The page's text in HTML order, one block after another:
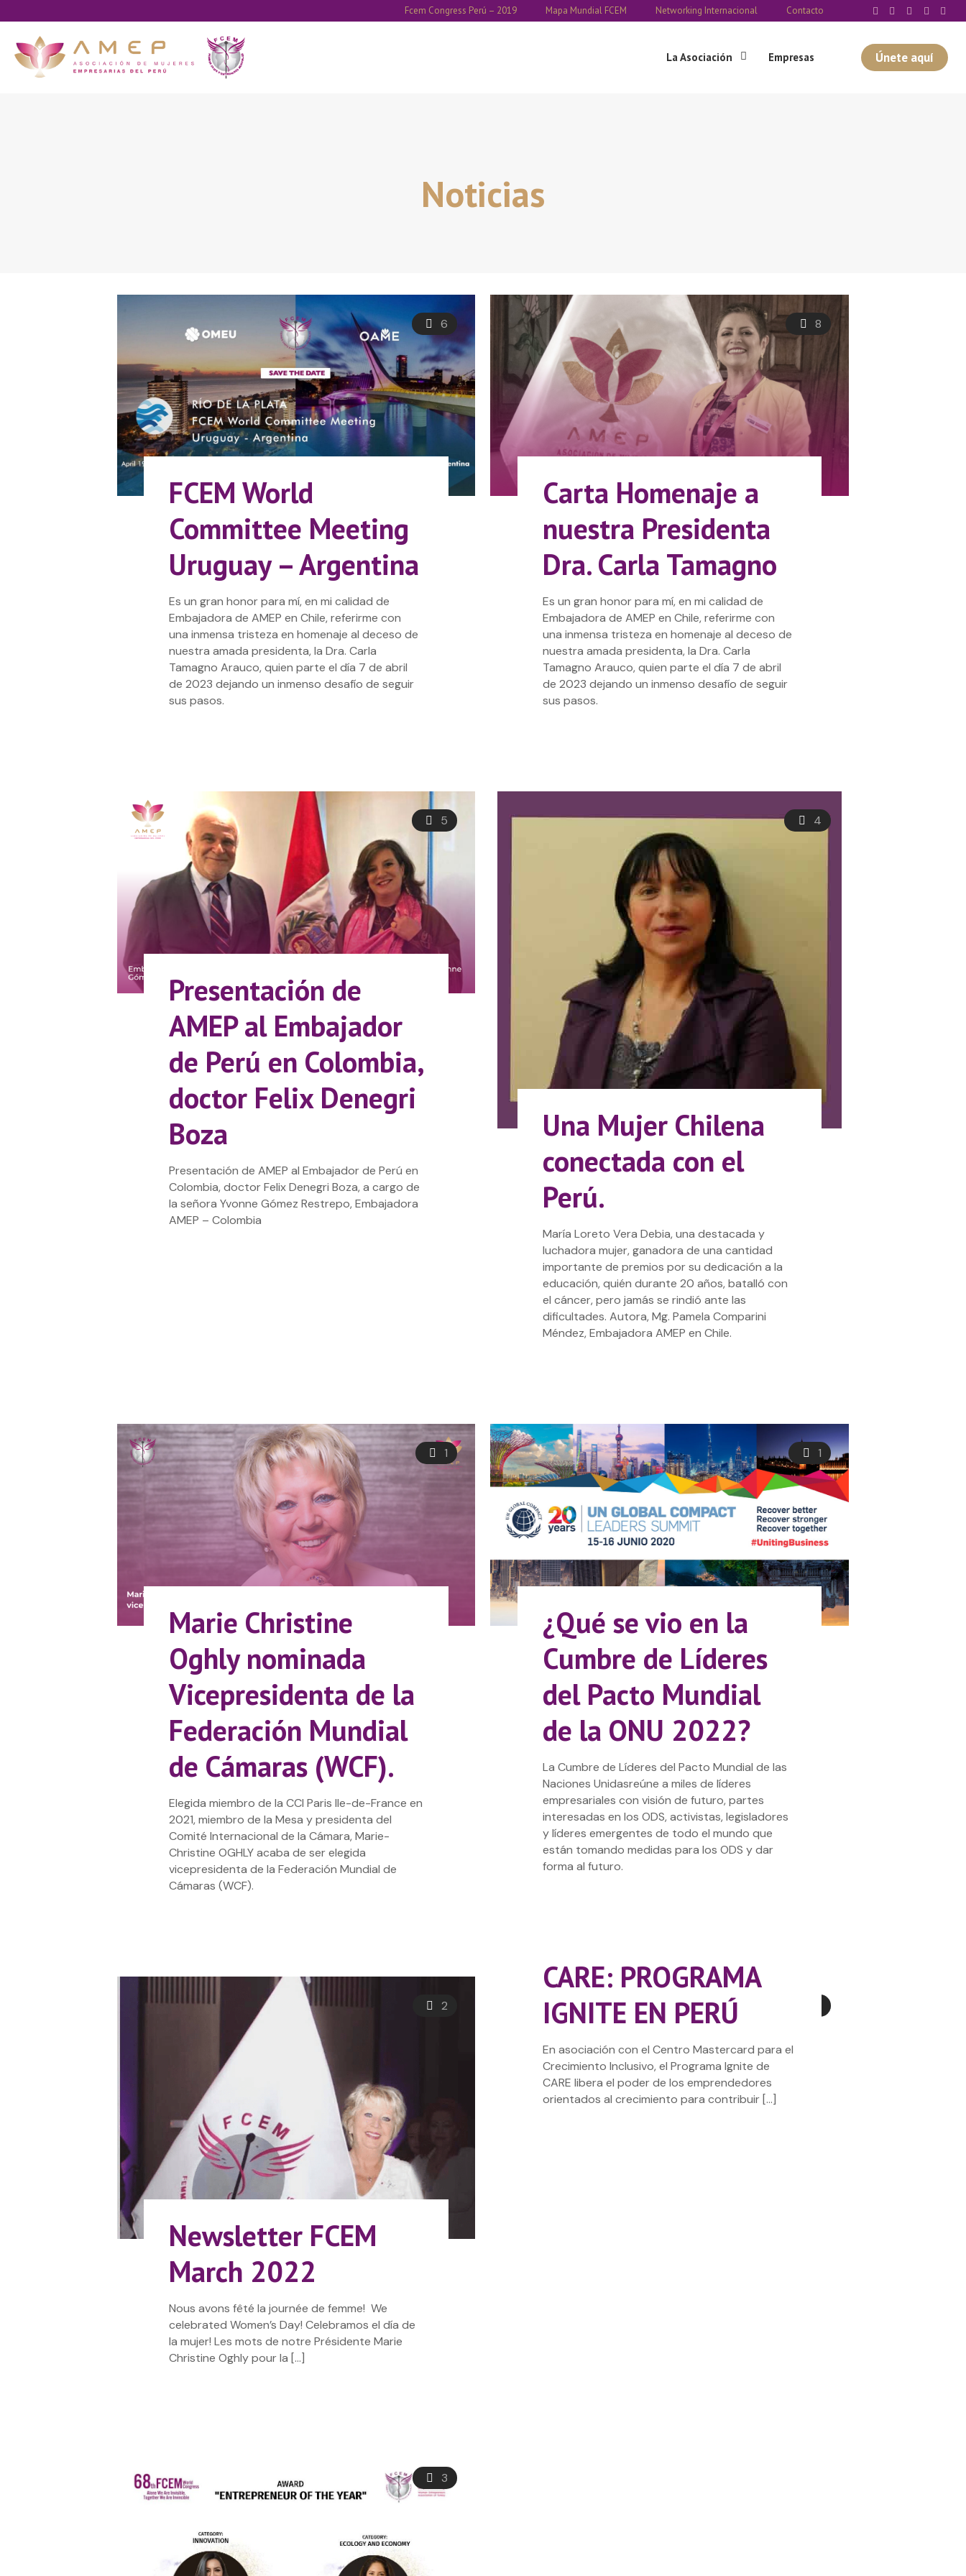
Fcem Congress Perú – 2019 Mapa Mundial FCEM Networking Internacional Contacto
La Asociación Empresas Únete aquí
Noticias
6
FCEM World
Committee Meeting
Uruguay – Argentina
Es un gran honor para mí, en mi calidad de
Embajadora de AMEP en Chile, referirme con
una inmensa tristeza en homenaje al deceso de
nuestra amada presidenta, la Dra. Carla
Tamagno Arauco, quien parte el día 7 de abril
de 2023 dejando un inmenso desafío de seguir
sus pasos.
8
Carta Homenaje a
nuestra Presidenta
Dra. Carla Tamagno
Es un gran honor para mí, en mi calidad de
Embajadora de AMEP en Chile, referirme con
una inmensa tristeza en homenaje al deceso de
nuestra amada presidenta, la Dra. Carla
Tamagno Arauco, quien parte el día 7 de abril
de 2023 dejando un inmenso desafío de seguir
sus pasos.
5
Presentación de
AMEP al Embajador
de Perú en Colombia,
doctor Felix Denegri
Boza
Presentación de AMEP al Embajador de Perú en
Colombia, doctor Felix Denegri Boza, a cargo de
la señora Yvonne Gómez Restrepo, Embajadora
AMEP – Colombia
4
Una Mujer Chilena
conectada con el
Perú.
María Loreto Vera Debia, una destacada y
luchadora mujer, ganadora de una cantidad
importante de premios por su dedicación a la
educación, quién durante 20 años, batalló con
el cáncer, pero jamás se rindió ante las
dificultades. Autora, Mg. Pamela Comparini
Méndez, Embajadora AMEP en Chile.
1
Marie Christine
Oghly nominada
Vicepresidenta de la
Federación Mundial
de Cámaras (WCF).
Elegida miembro de la CCI Paris Ile-de-France en
2021, miembro de la Mesa y presidenta del
Comité Internacional de la Cámara, Marie-
Christine OGHLY acaba de ser elegida
vicepresidenta de la Federación Mundial de
Cámaras (WCF).
1
¿Qué se vio en la
Cumbre de Líderes
del Pacto Mundial
de la ONU 2022?
La Cumbre de Líderes del Pacto Mundial de las
Naciones Unidasreúne a miles de líderes
empresariales con visión de futuro, partes
interesadas en los ODS, activistas, legisladores
y líderes emergentes de todo el mundo que
están tomando medidas para los ODS y dar
forma al futuro.
2
Newsletter FCEM
March 2022
Nous avons fêté la journée de femme! We
celebrated Women’s Day! Celebramos el día de
la mujer! Les mots de notre Présidente Marie
Christine Oghly pour la […]
CARE: PROGRAMA
IGNITE EN PERÚ
En asociación con el Centro Mastercard para el
Crecimiento Inclusivo, el Programa Ignite de
CARE libera el poder de los emprendedores
orientados al crecimiento para contribuir[…]
3